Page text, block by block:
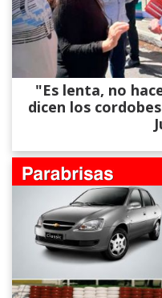
"Es lenta, no
dicen los